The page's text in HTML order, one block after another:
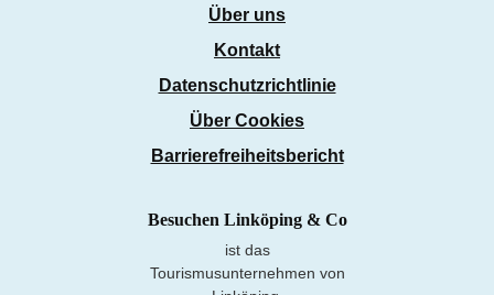
Über uns
Kontakt
Datenschutzrichtlinie
Über Cookies
Barrierefreiheitsbericht
Besuchen Linköping & Co
ist das
Tourismusunternehmen von